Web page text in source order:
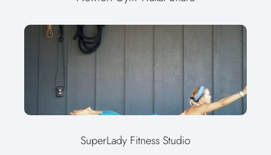
SuperLady Fitness Studio